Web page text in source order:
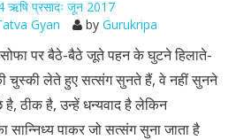
ऋषि प्रसादः जून 2017
Gyan by Gurukripa
सोफा पर बैठे-बैठे जूते पहन के घुटने हिलाते-
चुस्की लेते हुए सत्संग सुनते हैं, वे नहीं सुनने
है, ठीक है, उन्हें धन्यवाद है लेकिन
पाकर जो सत्संग सुना जाता है